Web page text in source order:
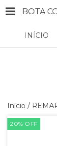
BOTA
INÍCIO
Início /
20% OFF